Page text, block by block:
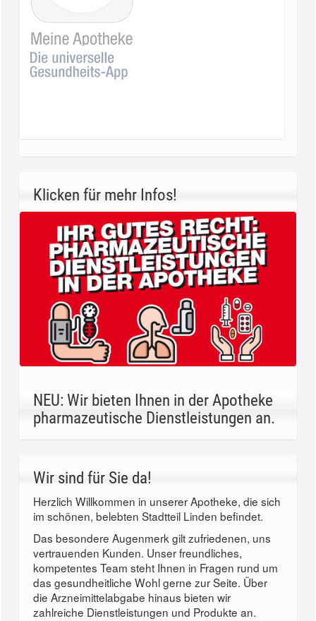
Klicken für mehr Infos!
NEU: Wir bieten Ihnen in der Apotheke
pharmazeutische Dienstleistungen an.
Wir sind für Sie da!
Herzlich Willkommen in unserer Apotheke, die sich
im schönen, belebten Stadtteil Linden befindet.
Das besondere Augenmerk gilt zufriedenen, uns
vertrauenden Kunden. Unser freundliches,
kompetentes Team steht Ihnen in Fragen rund um
das gesundheitliche Wohl gerne zur Seite. Über
die Arzneimittelabgabe hinaus bieten wir
zahlreiche Dienstleistungen und Produkte an.